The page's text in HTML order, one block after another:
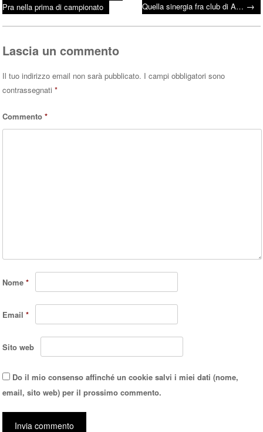
okr A
Post navigation
Pra nella prima di campionato
Quella sinergia fra club di A… →
Lascia un commento
Il tuo indirizzo email non sarà pubblicato. I campi obbligatori sono
contrassegnati*
Commento*
Nome*
Email*
Sito web
Do il mio consenso affinché un cookie salvi i miei dati (nome,
email, sito web) per il prossimo commento.